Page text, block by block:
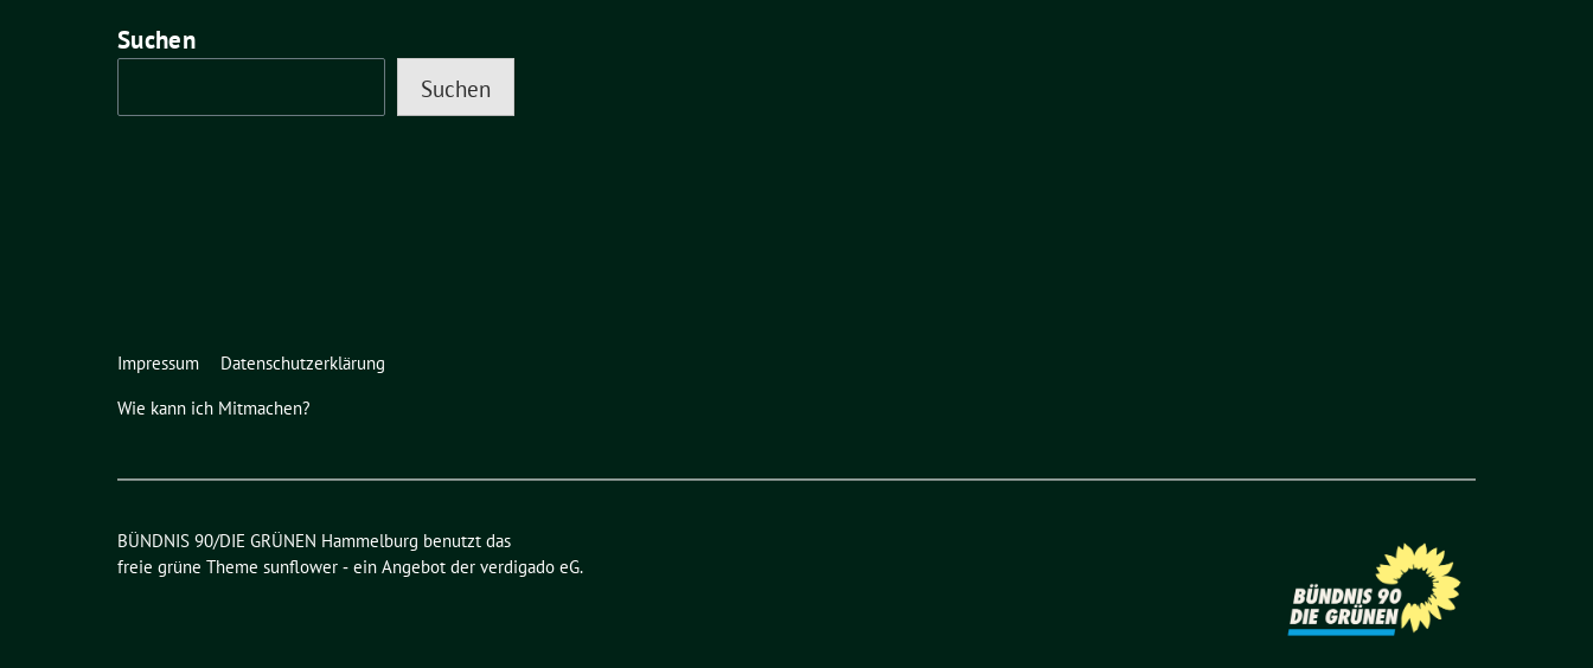
Suchen
Suchen
Impressum
Datenschutzerklärung
Wie kann ich Mitmachen?
BÜNDNIS 90/DIE GRÜNEN Hammelburg benutzt das
freie grüne Theme sunflower ‐ ein Angebot der verdigado eG.